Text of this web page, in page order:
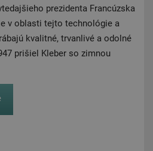
prezidenta Francúzska
v oblasti tejto technológie a
kvalitné, trvanlivé a odolné
prišiel Kleber so zimnou